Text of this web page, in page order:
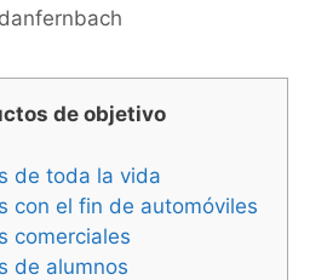
danfernbach
de objetivo
de toda la vida
con el fin de automóviles
comerciales
de alumnos